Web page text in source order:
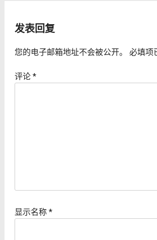
发表回复
您的电子邮箱地址不会被公开。 必填项
评论 *
显示名称 *